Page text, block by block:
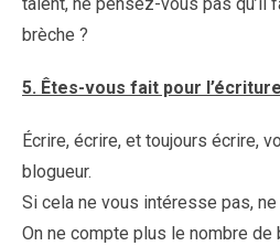
brèche ?
5. Êtes-vous fait pour
Écrire, écrire, et toujours écrire,
blogueur.
Si cela ne vous intéresse pas,
On ne compte plus le nombre